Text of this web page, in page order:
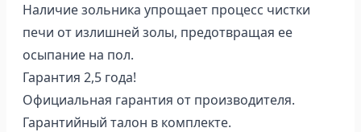
Наличие зольника упрощает процесс чистки
печи от излишней золы, предотвращая ее
осыпание на пол.
Гарантия 2,5 года!
Официальная гарантия от производителя.
Гарантийный талон в комплекте.